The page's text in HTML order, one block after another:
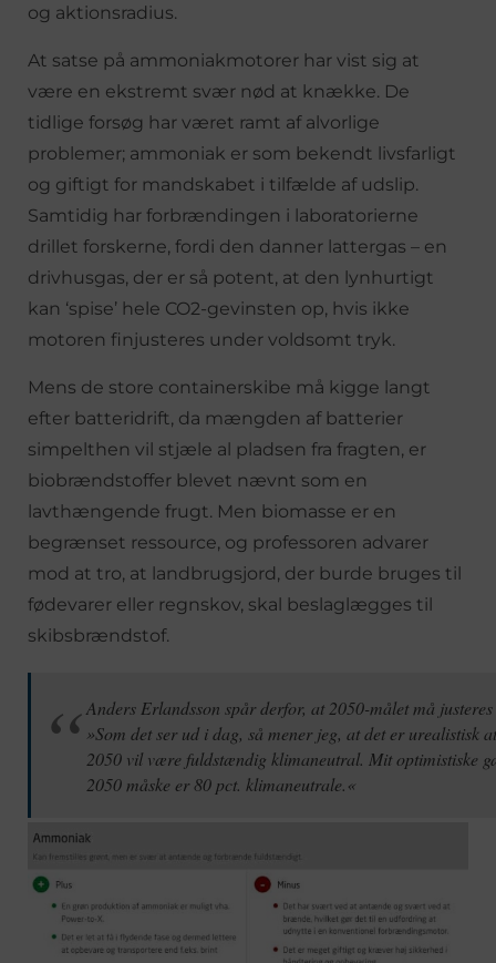
og aktionsradius.
At satse på ammoniakmotorer har vist sig at
være en ekstremt svær nød at knække. De
tidlige forsøg har været ramt af alvorlige
problemer; ammoniak er som bekendt livsfarligt
og giftigt for mandskabet i tilfælde af udslip.
Samtidig har forbrændingen i laboratorierne
drillet forskerne, fordi den danner lattergas – en
drivhusgas, der er så potent, at den lynhurtigt
kan ‘spise’ hele CO2-gevinsten op, hvis ikke
motoren finjusteres under voldsomt tryk.
Mens de store containerskibe må kigge langt
efter batteridrift, da mængden af batterier
simpelthen vil stjæle al pladsen fra fragten, er
biobrændstoffer blevet nævnt som en
lavthængende frugt. Men biomasse er en
begrænset ressource, og professoren advarer
mod at tro, at landbrugsjord, der burde bruges til
fødevarer eller regnskov, skal beslaglægges til
skibsbrændstof.
Anders Erlandsson spår derfor, at 2050-målet må
»Som det ser ud i dag, så mener jeg, at det er urealistisk
2050 vil være fuldstændig klimaneutral. Mit optimistiske
2050 måske er 80 pct. klimaneutrale.«